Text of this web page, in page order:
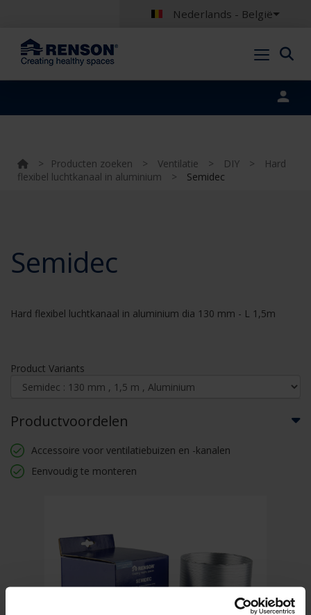
Nederlands - België
> Producten zoeken > Ventilatie > DIY >
Hard
flexibel luchtkanaal in aluminium
> Semidec
Semidec
Hard flexibel luchtkanaal in aluminium dia 130 mm - L 1,5m
Product Variants
Productvoordelen
Accessoire voor ventilatiebuizen en -kanalen
Eenvoudig te monteren